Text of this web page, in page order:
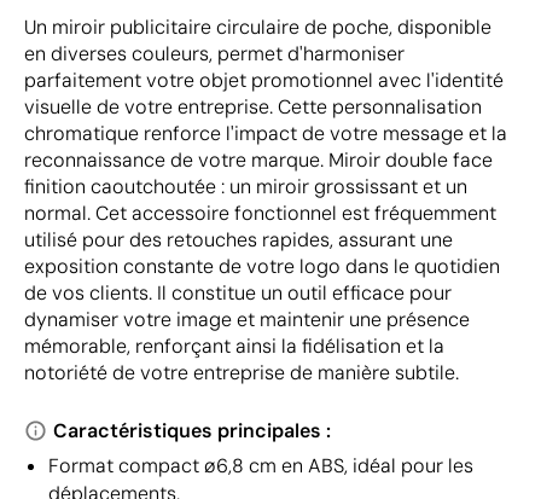
Un miroir publicitaire circulaire de poche, disponible
en diverses couleurs, permet d'harmoniser
parfaitement votre objet promotionnel avec l'identité
visuelle de votre entreprise. Cette personnalisation
chromatique renforce l'impact de votre message et la
reconnaissance de votre marque. Miroir double face
finition caoutchoutée : un miroir grossissant et un
normal. Cet accessoire fonctionnel est fréquemment
utilisé pour des retouches rapides, assurant une
exposition constante de votre logo dans le quotidien
de vos clients. Il constitue un outil efficace pour
dynamiser votre image et maintenir une présence
mémorable, renforçant ainsi la fidélisation et la
notoriété de votre entreprise de manière subtile.
Caractéristiques principales :
Format compact ø6,8 cm en ABS, idéal pour les
déplacements.